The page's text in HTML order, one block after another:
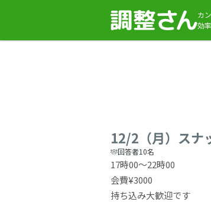
カ
効
12/2（月）スナ
回答者10名
17時00〜22時00
会費¥3000
持ち込み大歓迎です